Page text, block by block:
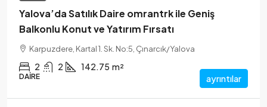
Yalova’da Satılık Daire omrantrk ile Geniş
Balkonlu Konut ve Yatırım Fırsatı
Karpuzdere, Kartal 1. Sk. No:5, Çınarcık/Yalova
2 2 142.75 m²
DAIRE ayrıntılar